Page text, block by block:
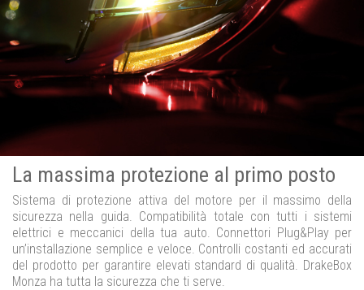
La massima protezione al primo posto
Sistema di protezione attiva del motore per il massimo della
sicurezza nella guida. Compatibilità totale con tutti i sistemi
elettrici e meccanici della tua auto. Connettori Plug&Play per
un’installazione semplice e veloce. Controlli costanti ed accurati
del prodotto per garantire elevati standard di qualità. DrakeBox
Monza ha tutta la sicurezza che ti serve.